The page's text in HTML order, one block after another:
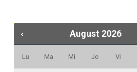
August 2026
Lu Ma Mi Jo Vi